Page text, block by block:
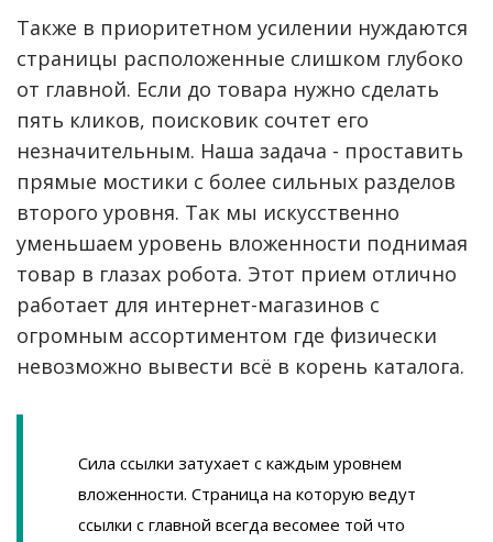
Также в приоритетном усилении нуждаются
страницы расположенные слишком глубоко
от главной. Если до товара нужно сделать
пять кликов, поисковик сочтет его
незначительным. Наша задача - проставить
прямые мостики с более сильных разделов
второго уровня. Так мы искусственно
уменьшаем уровень вложенности поднимая
товар в глазах робота. Этот прием отлично
работает для интернет-магазинов с
огромным ассортиментом где физически
невозможно вывести всё в корень каталога.
Сила ссылки затухает с каждым уровнем
вложенности. Страница на которую ведут
ссылки с главной всегда весомее той что